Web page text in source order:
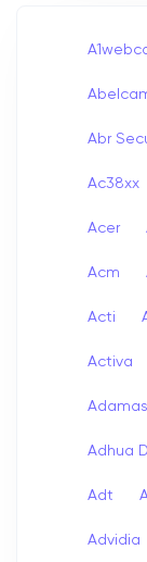
Abr
Ac38xx
Acer
Acm
Acti
Activa
Adamas
Adhua
Adt
Advidia